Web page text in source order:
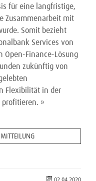
für eine langfristige,
Zusammenarbeit mit
Somit bezieht
Services von
Open-Finance-Lösung
zukünftig von
Flexibilität in der
»